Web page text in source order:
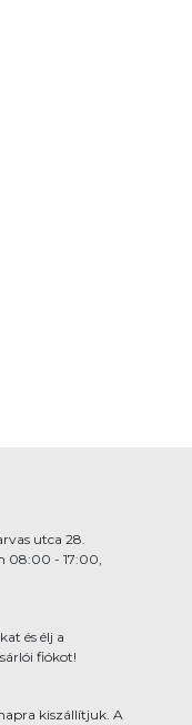
utca 28.
08:00 - 17:00,
és élj a
fiókot!
kiszállítjuk. A